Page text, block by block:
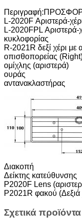
Περιγραφή:
L-2020F Αριστερά-
L-2020FPL Αριστερά-
κυκλοφορίας
R-2021R δεξί χέρι με
οπισθοπορείας
ομίχλης (αριστερά)
ουράς
αντανακλαστήρας
Διακοπή
Δείκτης κατεύθυνσης
P2020F Lens
P2021R φακού (Δεξιά
Σχετικά προϊόντα